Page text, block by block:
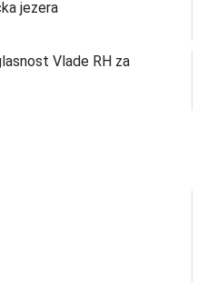
jezera
Vlade RH za